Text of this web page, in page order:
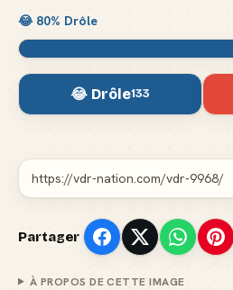
😂 80% Drôle
😂 Drôle133
Partager
À PROPOS DE CETTE IMAGE